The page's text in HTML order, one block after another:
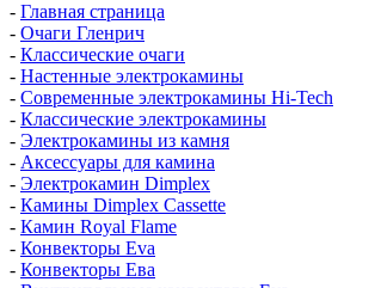
- Главная страница
- Очаги Гленрич
- Классические очаги
- Настенные электрокамины
- Современные электрокамины Hi-Tech
- Классические электрокамины
- Электрокамины из камня
- Аксессуары для камина
- Электрокамин Dimplex
- Камины Dimplex Cassette
- Камин Royal Flame
- Конвекторы Eva
- Конвекторы Ева